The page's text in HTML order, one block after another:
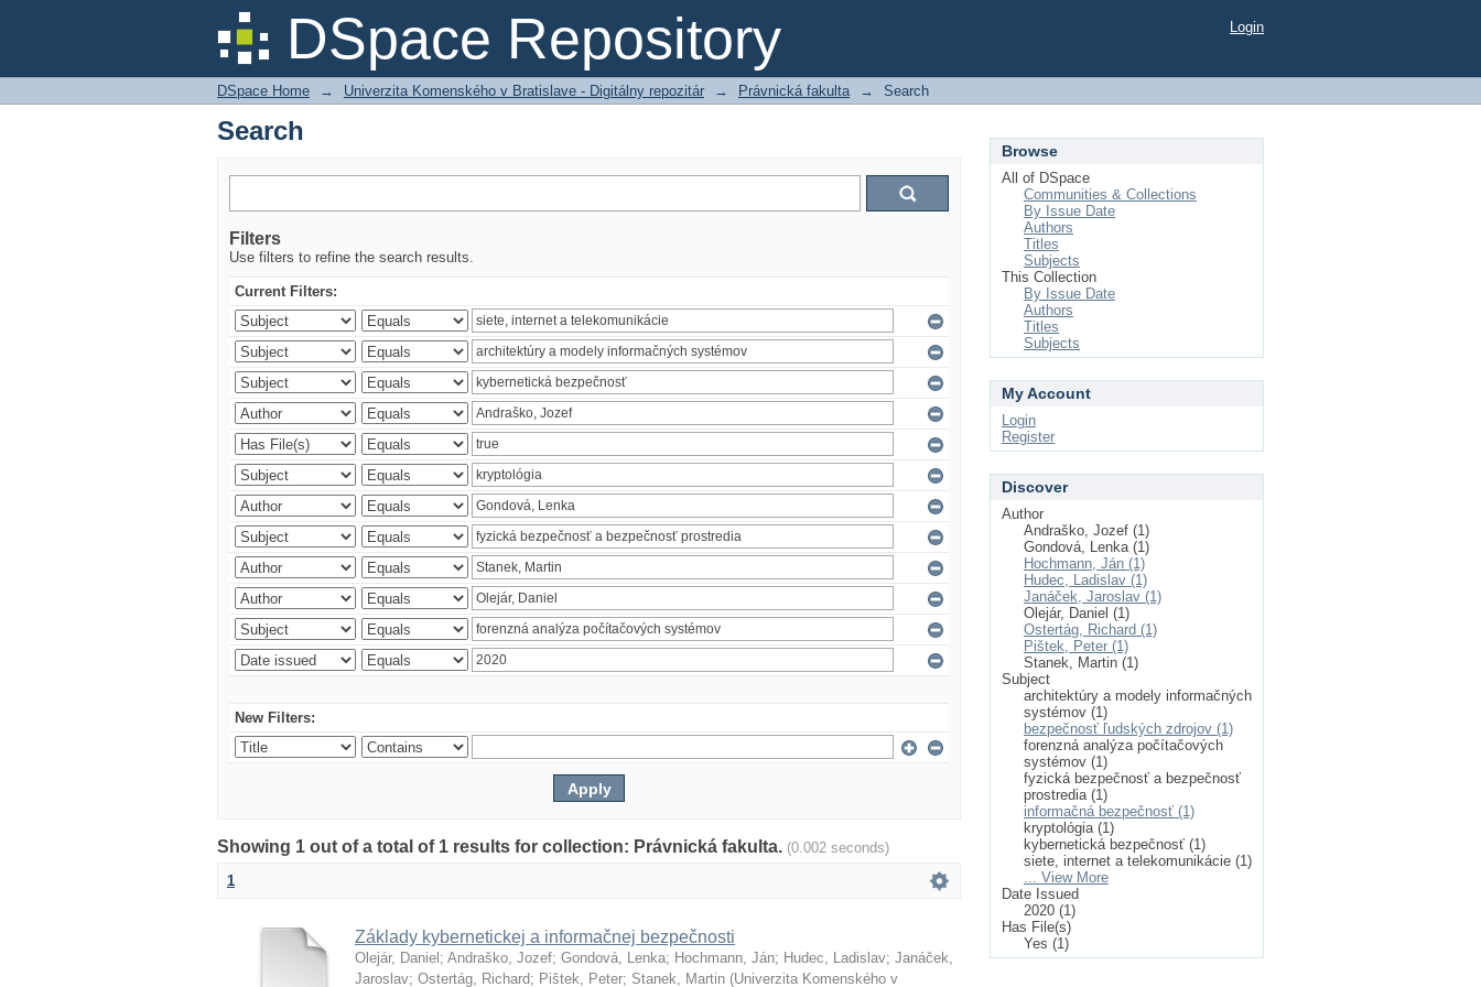
DSpace Repository
Search Login
DSpace Home → Univerzita Komenského v Bratislave - Digitálny repozitár → Právnická fakulta → Search
Search
Filters
Use filters to refine the search results.
Current Filters:
New Filters:
Showing 1 out of a total of 1 results for collection: Právnická fakulta. (0.002 seconds)
1
Základy kybernetickej a informačnej bezpečnosti
Olejár, Daniel ; Andraško, Jozef; Gondová, Lenka; Hochmann, Ján; Hudec, Ladislav; Janáček,
Jaroslav; Ostertág, Richard; Pištek, Peter; Stanek, Martin (Univerzita Komenského v
Browse
All of DSpace
Communities & Collections
By Issue Date
Authors
Titles
Subjects
This Collection
By Issue Date
Authors
Titles
Subjects
My Account
Login
Register
Discover
Author
Andraško, Jozef (1)
Gondová, Lenka (1)
Hochmann, Ján (1)
Hudec, Ladislav (1)
Janáček, Jaroslav (1)
Olejár, Daniel (1)
Ostertág, Richard (1)
Pištek, Peter (1)
Stanek, Martin (1)
Subject
architektúry a modely informačných
systémov (1)
bezpečnosť ľudských zdrojov (1)
forenzná analýza počítačových
systémov (1)
fyzická bezpečnosť a bezpečnosť
prostredia (1)
informačná bezpečnosť (1)
kryptológia (1)
kybernetická bezpečnosť (1)
siete, internet a telekomunikácie (1)
... View More
Date Issued
2020 (1)
Has File(s)
Yes (1)